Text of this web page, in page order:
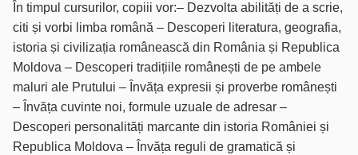
În timpul cursurilor, copiii vor:– Dezvolta abilități de a scrie,
citi și vorbi limba română – Descoperi literatura, geografia,
istoria și civilizația românească din România și Republica
Moldova – Descoperi tradițiile românești de pe ambele
maluri ale Prutului – Învăța expresii și proverbe românești
– Învăța cuvinte noi, formule uzuale de adresar –
Descoperi personalități marcante din istoria României și
Republica Moldova – Învăța reguli de gramatică și